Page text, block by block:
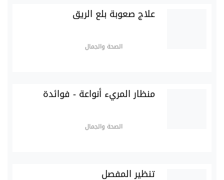
علاج صعوبة بلع الريق
الصحة والجمال
منظار المريء أنواعة - فوائدة
الصحة والجمال
تنظير المفصل